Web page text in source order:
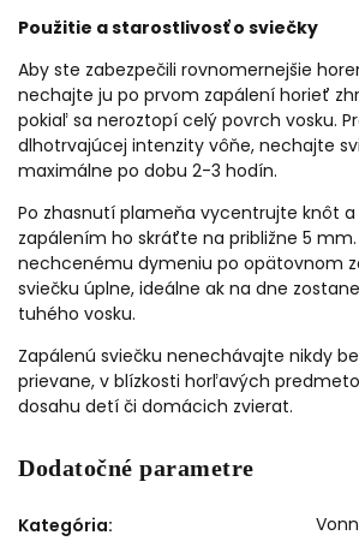
Použitie a starostlivosť o sviečky
Aby ste zabezpečili rovnomernejšie
nechajte ju po prvom zapálení horieť
pokiaľ sa neroztopí celý povrch vosku.
dlhotrvajúcej intenzity vôňe, nechajte
maximálne po dobu 2-3 hodín.
Po zhasnutí plameňa vycentrujte knôt
zapálením ho skráťte na približne 5
nechcenému dymeniu po opätovnom
sviečku úplne, ideálne ak na dne
tuhého vosku.
Zapálenú sviečku nenechávajte nikdy
prievane, v blízkosti horľavých
dosahu detí či domácich zvierat.
Dodatočné parametre
Kategória: